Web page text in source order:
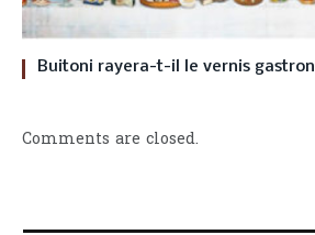
Buitoni rayera-t-il le vernis
Comments are closed.